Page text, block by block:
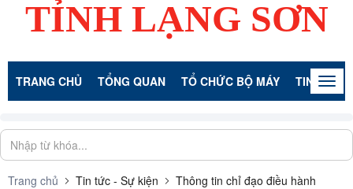
TỈNH LẠNG SƠN
TRANG CHỦ TỔNG QUAN TỔ CHỨC BỘ MÁY TIN TỨC -
Trang chủ Tin tức - Sự kiện Thông tin chỉ đạo điều hành